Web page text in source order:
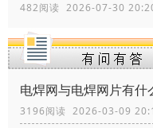
482阅读 2026-07-30
电焊网与电焊网片有什
3196阅读 2026-03-09